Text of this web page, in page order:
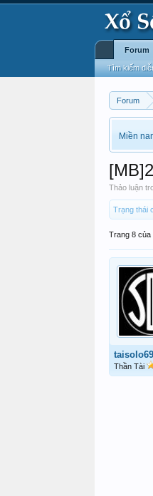
Forum
Miền
Thảo luận
Trạng thái
Trang 8 của
taisolo69
Thần Tài
Forum
Tìm kiếm